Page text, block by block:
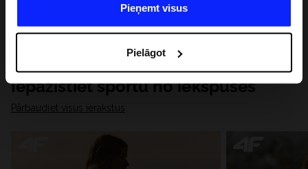
Jūsu atļauju, mēs varam pārsūtīt Jūsu personas datus
saviem partneriem, lai uzlabotu veidu, kadā tiek rādīta
saturu un uzlabotu mūsu partneru piedāvātos risinajumus
( piem. socialos tīklus). Detalizētu informāciju var atrast
mūsu Privātuma politikā un sadaļā "Detaļas".
Pieņemt visus
Pielāgot
Iepazīstiet sportu no iekšpuses
Pārbaudiet visus ierakstus